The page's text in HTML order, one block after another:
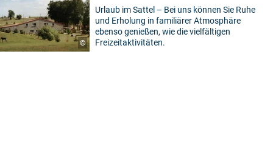
©
Urlaub im Sattel – Bei uns können Sie Ruhe
und Erholung in familiärer Atmosphäre
ebenso genießen, wie die vielfältigen
Freizeitaktivitäten.